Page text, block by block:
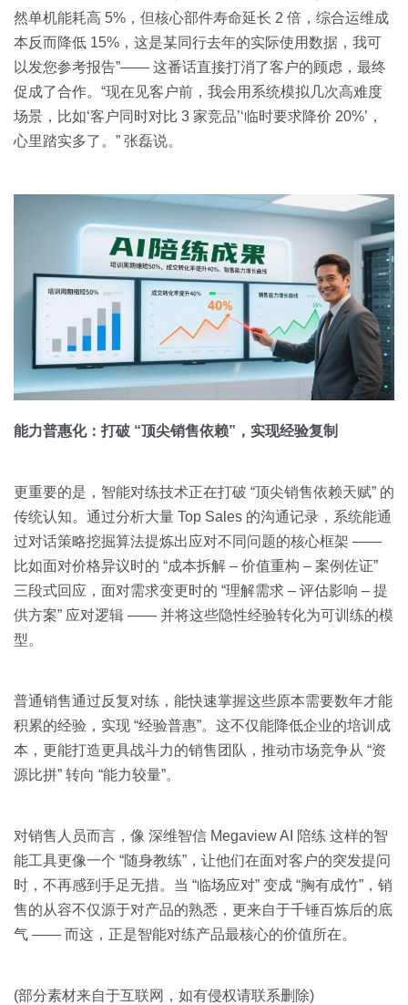
然单机能耗高 5%，但核心部件寿命延长 2 倍，综合运维成
本反而降低 15%，这是某同行去年的实际使用数据，我可
以发您参考报告”—— 这番话直接打消了客户的顾虑，最终
促成了合作。“现在见客户前，我会用系统模拟几次高难度
场景，比如‘客户同时对比 3 家竞品’‘临时要求降价 20%’，
心里踏实多了。” 张磊说。
能力普惠化：打破 “顶尖销售依赖”，实现经验复制
更重要的是，智能对练技术正在打破 “顶尖销售依赖天赋” 的
传统认知。通过分析大量 Top Sales 的沟通记录，系统能通
过对话策略挖掘算法提炼出应对不同问题的核心框架 ——
比如面对价格异议时的 “成本拆解 – 价值重构 – 案例佐证”
三段式回应，面对需求变更时的 “理解需求 – 评估影响 – 提
供方案” 应对逻辑 —— 并将这些隐性经验转化为可训练的模
型。
普通销售通过反复对练，能快速掌握这些原本需要数年才能
积累的经验，实现 “经验普惠”。这不仅能降低企业的培训成
本，更能打造更具战斗力的销售团队，推动市场竞争从 “资
源比拼” 转向 “能力较量”。
对销售人员而言，像 深维智信 Megaview AI 陪练 这样的智
能工具更像一个 “随身教练”，让他们在面对客户的突发提问
时，不再感到手足无措。当 “临场应对” 变成 “胸有成竹”，销
售的从容不仅源于对产品的熟悉，更来自于千锤百炼后的底
气 —— 而这，正是智能对练产品最核心的价值所在。
(部分素材来自于互联网，如有侵权请联系删除)